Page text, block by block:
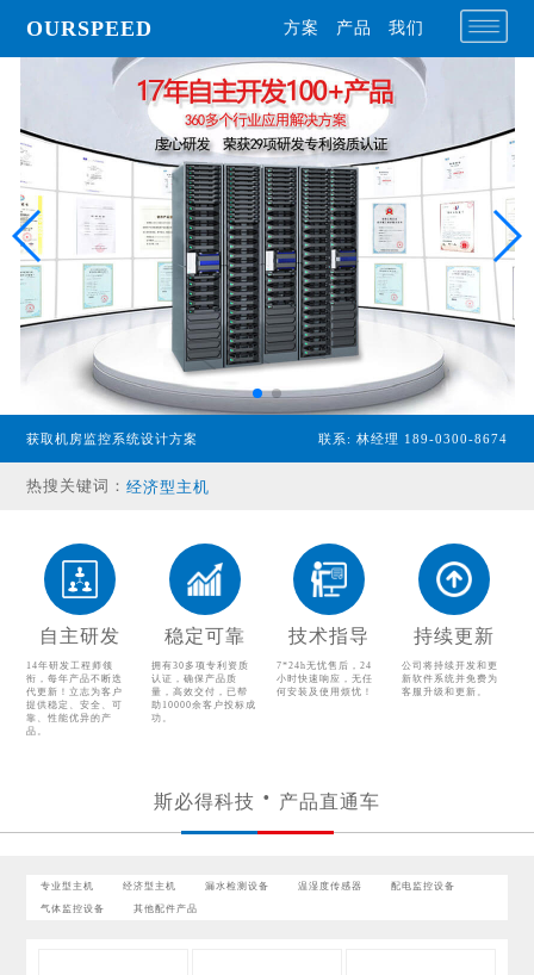
OURSPEED 方案 产品 我们
获取机房监控系统设计方案 联系: 林经理 189-0300-8674
热搜关键词：经济型主机
温湿度传感器
配电监控设备
气体监控设备
其他配件产品
自主研发
14年研发工程师领
衔，每年产品不断迭
代更新！立志为客户
提供稳定、安全、可
靠、性能优异的产
品。
稳定可靠
拥有30多项专利资质
认证，确保产品质
量，高效交付，已帮
助10000余客户投标成
功。
技术指导
7*24h无忧售后，24
小时快速响应，无任
何安装及使用烦忧！
持续更新
公司将持续开发和更
新软件系统并免费为
客服升级和更新。
斯必得科技 产品直通车
专业型主机 经济型主机 漏水检测设备 温湿度传感器 配电监控设备
气体监控设备 其他配件产品